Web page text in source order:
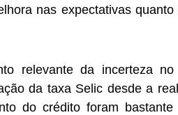
nas expectativas
relevante da incerteza
da taxa Selic desde a
do crédito foram bastante